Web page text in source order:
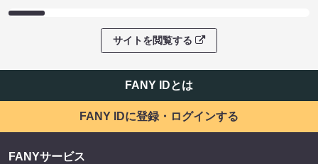
サイトを閲覧する
FANY IDとは
FANY IDに登録・ログインする
FANYサービス